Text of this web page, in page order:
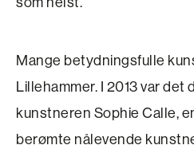
Mange betydningsfulle
Lillehammer. I 2013 var det
kunstneren Sophie Calle,
berømte nålevende